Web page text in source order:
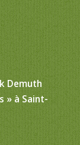
Demuth
» à Saint-